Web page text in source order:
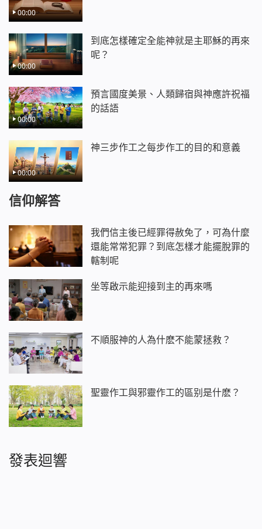
00:00
00:00
到底怎樣確定全能神就是主耶穌的再來
呢？
00:00
預言國度美景、人類歸宿與神應許祝福
的話語
00:00
神三步作工之每步作工的目的和意義
信仰解答
我們信主後已經罪得赦免了，可為什麼
還能常常犯罪？到底怎樣才能擺脫罪的
轄制呢
坐等啟示能迎接到主的再來嗎
不順服神的人為什麽不能蒙拯救？
聖靈作工與邪靈作工的區别是什麽？
發表迴響